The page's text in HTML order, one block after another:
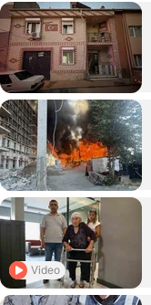
Video